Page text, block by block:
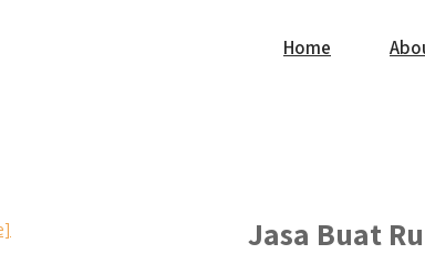
Home
Jasa Buat